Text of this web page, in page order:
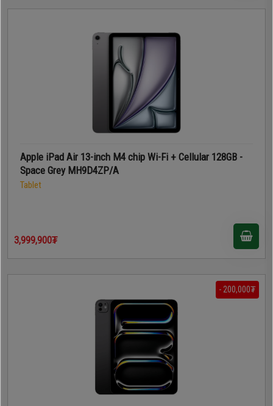
Apple iPad Air 13-inch M4 chip Wi-Fi + Cellular 128GB -
Space Grey MH9D4ZP/A
Tablet
3,999,900₮
- 200,000₮